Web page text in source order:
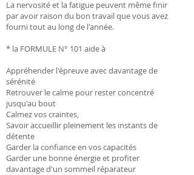
La nervosité et la fatigue peuvent même finir
par avoir raison du bon travail que vous avez
fourni tout au long de l'année.
* la FORMULE N° 101 aide à
Appréhender l'épreuve avec davantage de
sérénité
Retrouver le calme pour rester concentré
jusqu'au bout
Calmez vos craintes,
Savoir accueillir pleinement les instants de
détente
Garder la confiance en vos capacités
Garder une bonne énergie et profiter
davantage d'un sommeil réparateur